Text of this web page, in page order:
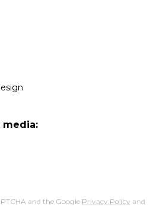
media:
and the Google Privacy Policy and